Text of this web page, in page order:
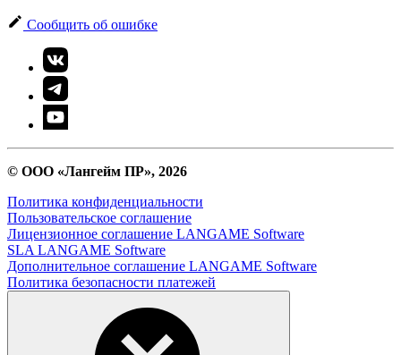
Сообщить об ошибке
© ООО «Лангейм ПР», 2026
Политика конфиденциальности
Пользовательское соглашение
Лицензионное соглашение LANGAME Software
SLA LANGAME Software
Дополнительное соглашение LANGAME Software
Политика безопасности платежей